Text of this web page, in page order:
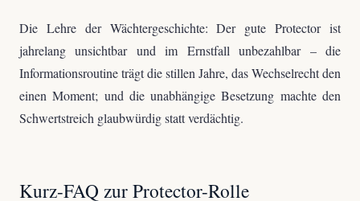
Die Lehre der Wächtergeschichte: Der gute Protector ist
jahrelang unsichtbar und im Ernstfall unbezahlbar – die
Informationsroutine trägt die stillen Jahre, das Wechselrecht den
einen Moment; und die unabhängige Besetzung machte den
Schwertstreich glaubwürdig statt verdächtig.
Kurz-FAQ zur Protector-Rolle